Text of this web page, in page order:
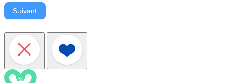
Suivant